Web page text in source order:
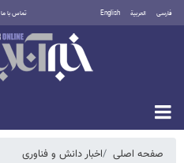
فارسی العربية English تماس با ما
یکشنبه ۱۸ مرداد ۱۴۰۵
صفحه اصلی اخبار دانش و فناوری